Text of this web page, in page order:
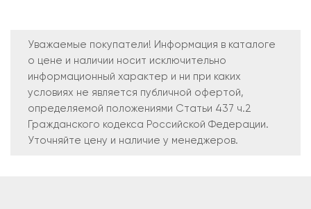
Уважаемые покупатели! Информация в каталоге
о цене и наличии носит исключительно
информационный характер и ни при каких
условиях не является публичной офертой,
определяемой положениями Статьи 437 ч.2
Гражданского кодекса Российской Федерации.
Уточняйте цену и наличие у менеджеров.